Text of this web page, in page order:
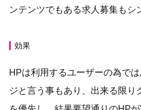
ンテンツでもある求人募集もシ
効果
HPは利用するユーザーの為で
ジと言う事もあり、出来る限り